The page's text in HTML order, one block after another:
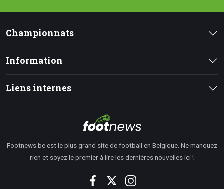
Championnats
Information
Liens internes
Footnews.be est le plus grand site de football en Belgique. Ne manquez
rien et soyez le premier à lire les dernières nouvelles ici !